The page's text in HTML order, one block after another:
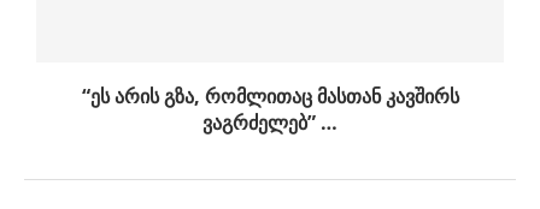
“ეს არის გზა, რომლითაც მასთან კავშირს
ვაგრძელებ” …